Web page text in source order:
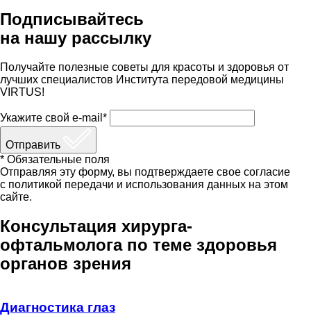
Подписывайтесь
на нашу рассылку
Получайте полезные советы для красоты и здоровья от
лучших специалистов Института передовой медицины
VIRTUS!
Укажите свой e-mail*
Отправить
* Обязательные поля
Отправляя эту форму, вы подтверждаете свое согласие
с политикой передачи и использования данных на этом
сайте.
Консультация хирурга-
офтальмолога по теме здоровья
органов зрения
Диагностика глаз